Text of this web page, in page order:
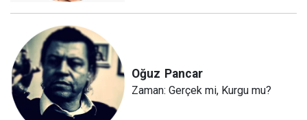
Oğuz Pancar
Zaman: Gerçek mi, Kurgu mu?